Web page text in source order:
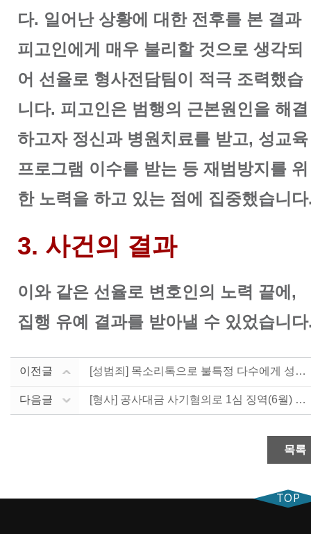
다. 일어난 상황에 대한 전후를 본 결과
피고인에게 매우 불리할 것으로 생각되
어 선율로 형사전담팀이 적극 조력했습
니다. 피고인은 범행의 근본원인을 해결
하고자 정신과 병원치료를 받고, 성교육
프로그램 이수를 받는 등 재범방지를 위
한 노력을 하고 있는 점에 집중했습니
3. 사건의 결과
이와 같은 선율로 변호인의 노력 끝에,
집행 유예 결과를 받아낼 수 있었습니
이전글 [성범죄] 목소리톡으로 불특정 다수에게 성적인 말 전달....
다음글 [형사] 공사대금 사기혐의로 1심 징역(6월) 선고 -....
목록
TOP